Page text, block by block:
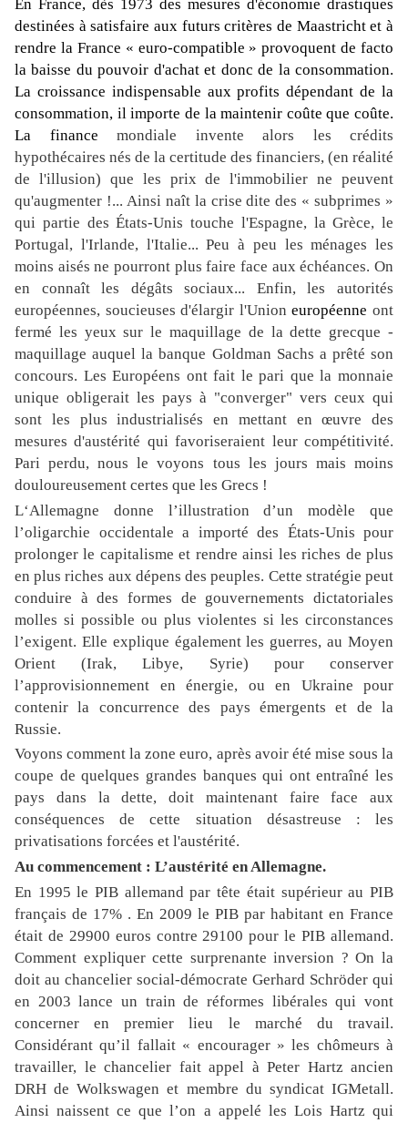
En France, dès 1973 des mesures d'économie drastiques
destinées à satisfaire aux futurs critères de Maastricht et à
rendre la France « euro-compatible » provoquent de facto
la baisse du pouvoir d'achat et donc de la consommation.
La croissance indispensable aux profits dépendant de la
consommation, il importe de la maintenir coûte que coûte.
La finance mondiale invente alors les crédits
hypothécaires nés de la certitude des financiers, (en réalité
de l'illusion) que les prix de l'immobilier ne peuvent
qu'augmenter !... Ainsi naît la crise dite des « subprimes »
qui partie des États-Unis touche l'Espagne, la Grèce, le
Portugal, l'Irlande, l'Italie...Peu à peu les ménages les
moins aisés ne pourront plus faire face aux échéances. On
en connaît les dégâts sociaux... Enfin, les autorités
européennes, soucieuses d'élargir l'Unioneuropéenne ont
fermé les yeux sur le maquillage de la dette grecque -
maquillage auquel la banque Goldman Sachs a prêté son
concours. Les Européens ont fait le pari que la monnaie
unique obligerait les pays à "converger" vers ceux qui
sont les plus industrialisés en mettant en œuvre des
mesures d'austérité qui favoriseraient leur compétitivité.
Pari perdu, nous le voyons tous les jours mais moins
douloureusement certes que les Grecs !
L‘Allemagne donne l’illustration d’un modèle que
l’oligarchie occidentale a importé des États-Unis pour
prolonger le capitalisme et rendre ainsi les riches de plus
en plus riches aux dépens des peuples. Cette stratégie peut
conduire à des formes de gouvernements dictatoriales
molles si possible ou plus violentes si les circonstances
l’exigent. Elle explique également les guerres, au Moyen
Orient (Irak, Libye, Syrie) pour conserver
l’approvisionnement en énergie, ou en Ukraine pour
contenir la concurrence des pays émergents et de la
Russie.
Voyons comment la zone euro, après avoir été mise sous la
coupe de quelques grandes banques qui ont entraîné les
pays dans la dette, doit maintenant faire face aux
conséquences de cette situation désastreuse : les
privatisations forcées et l'austérité.
Au commencement : L’austérité en Allemagne.
En 1995 le PIB allemand par tête était supérieur au PIB
français de 17% . En 2009 le PIB par habitant en France
était de 29900 euros contre 29100 pour le PIB allemand.
Comment expliquer cette surprenante inversion ? On la
doit au chancelier social-démocrate Gerhard Schröder qui
en 2003 lance un train de réformes libérales qui vont
concerner en premier lieu le marché du travail.
Considérant qu’il fallait « encourager » les chômeurs à
travailler, le chancelier fait appel à Peter Hartz ancien
DRH de Wolkswagen et membre du syndicat IGMetall.
Ainsi naissent ce que l’on a appelé les Lois Hartz qui